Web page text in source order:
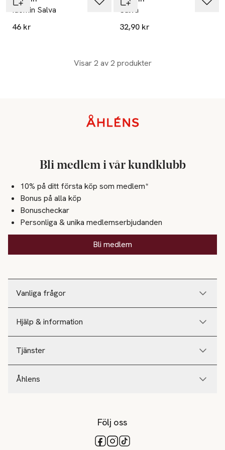
Idomin Salva
46 kr
Salva
32,90 kr
Visar 2 av 2 produkter
Vanliga frågor
Hjälp & information
Tjänster
Åhlens
Bli medlem i vår kundklubb
10% på ditt första köp som medlem*
Bonus på alla köp
Bonuscheckar
Personliga & unika medlemserbjudanden
Bli medlem
Följ oss